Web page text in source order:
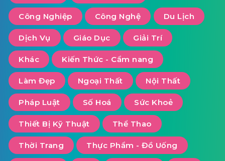
Công Nghiệp Công Nghệ Du Lịch
Dịch Vụ Giáo Dục Giải Trí
Khác Kiến Thức - Cẩm nang
Làm Đẹp Ngoại Thất Nội Thất
Pháp Luật Số Hoá Sức Khoẻ
Thiết Bị Kỹ Thuật Thể Thao
Thời Trang Thực Phẩm - Đồ Uống